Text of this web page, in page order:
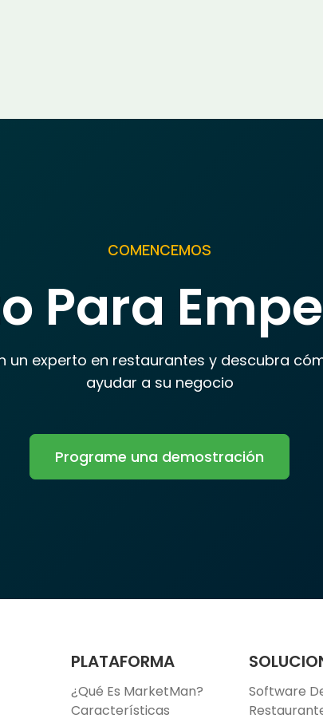
COMENCEMOS
Para
un experto en restaurantes y descubra
ayudar a su negocio
Programe una demostración
PLATAFORMA
¿Qué Es MarketMan?
Características
Software